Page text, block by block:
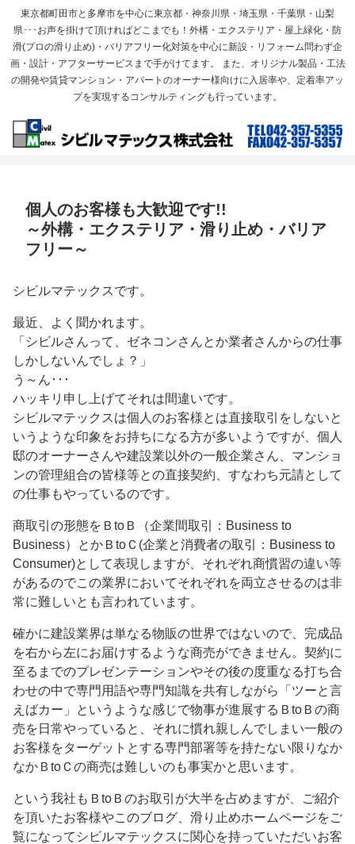
東京都町田市と多摩市を中心に東京都・神奈川県・埼玉県・千葉県・山梨
県･･･お声を掛けて頂ければどこまでも！外構・エクステリア・屋上緑化・防
滑(プロの滑り止め)・バリアフリー化対策を中心に新設・リフォーム問わず企
画・設計・アフターサービスまで手がけてます。 また、オリジナル製品・工法
の開発や賃貸マンション・アパートのオーナー様向けに入居率や、定着率アッ
プを実現するコンサルティングも行っています。
個人のお客様も大歓迎です!!
～外構・エクステリア・滑り止め・バリア
フリー～
シビルマテックスです。
最近、よく聞かれます。
「シビルさんって、ゼネコンさんとか業者さんからの仕事
しかしないんでしょ？」
う～ん･･･
ハッキリ申し上げてそれは間違いです。
シビルマテックスは個人のお客様とは直接取引をしないと
いうような印象をお持ちになる方が多いようですが、個人
邸のオーナーさんや建設業以外の一般企業さん、マンショ
ンの管理組合の皆様等との直接契約、すなわち元請として
の仕事もやっているのです。
商取引の形態をＢtoＢ（企業間取引：Business to
Business）とかＢtoＣ(企業と消費者の取引：Business to
Consumer)として表現しますが、それぞれ商慣習の違い等
があるのでこの業界においてそれぞれを両立させるのは非
常に難しいとも言われています。
確かに建設業界は単なる物販の世界ではないので、完成品
を右から左にお届けするような商売ができません。契約に
至るまでのプレゼンテーションやその後の度重なる打ち合
わせの中で専門用語や専門知識を共有しながら「ツーと言
えばカー」というような感じで物事が進展するＢtoＢの商
売を日常やっていると、それに慣れ親しんでしまい一般の
お客様をターゲットとする専門部署等を持たない限りなか
なかＢtoＣの商売は難しいのも事実かと思います。
という我社もＢtoＢのお取引が大半を占めますが、ご紹介
を頂いたお客様やこのブログ、滑り止めホームページをご
覧になってシビルマテックスに関心を持っていただいお客